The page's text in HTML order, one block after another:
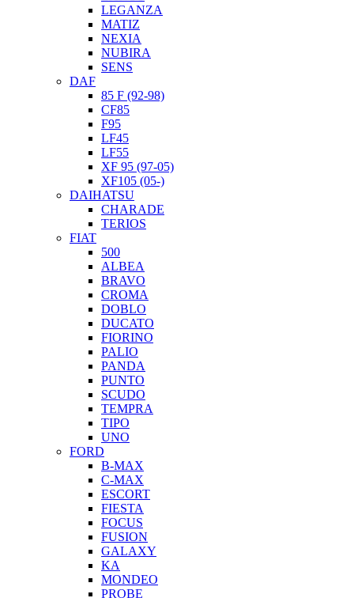
LEGANZA
MATIZ
NEXIA
NUBIRA
SENS
DAF
85 F (92-98)
CF85
F95
LF45
LF55
XF 95 (97-05)
XF105 (05-)
DAIHATSU
CHARADE
TERIOS
FIAT
500
ALBEA
BRAVO
CROMA
DOBLO
DUCATO
FIORINO
PALIO
PANDA
PUNTO
SCUDO
TEMPRA
TIPO
UNO
FORD
B-MAX
C-MAX
ESCORT
FIESTA
FOCUS
FUSION
GALAXY
KA
MONDEO
PROBE